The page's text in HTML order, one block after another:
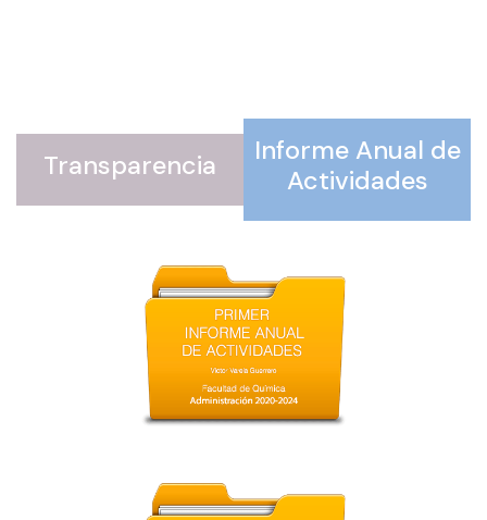
Transparencia
Informe Anual de
Actividades